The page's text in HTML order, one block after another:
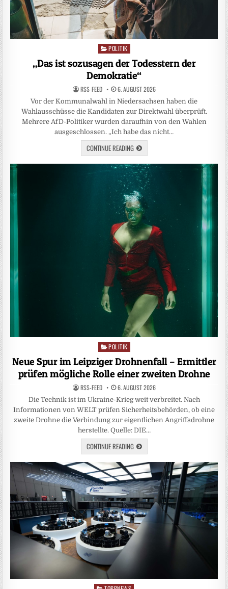
Posted
POLITIK
„Das ist sozusagen der Todesstern der
Demokratie“
RSS-FEED 6. AUGUST 2026
Vor der Kommunalwahl in Niedersachsen haben die
Wahlausschüsse die Kandidaten zur Direktwahl überprüft.
Mehrere AfD-Politiker wurden daraufhin von den Wahlen
ausgeschlossen. „Ich habe das nicht…
CONTINUE READING
Posted
in
POLITIK
Neue Spur im Leipziger Drohnenfall – Ermittler
prüfen mögliche Rolle einer zweiten Drohne
RSS-FEED 6. AUGUST 2026
Die Technik ist im Ukraine-Krieg weit verbreitet. Nach
Informationen von WELT prüfen Sicherheitsbehörden, ob eine
zweite Drohne die Verbindung zur eigentlichen Angriffsdrohne
herstellte. Quelle: DIE…
CONTINUE READING